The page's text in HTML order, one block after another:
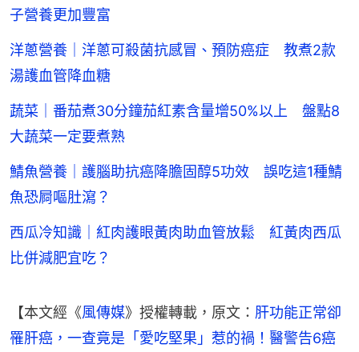
子營養更加豐富
洋蔥營養｜洋蔥可殺菌抗感冒、預防癌症 教煮2款
湯護血管降血糖
蔬菜｜番茄煮30分鐘茄紅素含量增50%以上 盤點8
大蔬菜一定要煮熟
鯖魚營養｜護腦助抗癌降膽固醇5功效 誤吃這1種鯖
魚恐屙嘔肚瀉？
西瓜冷知識｜紅肉護眼黃肉助血管放鬆 紅黃肉西瓜
比併減肥宜吃？
【本文經《風傳媒》授權轉載，原文： 肝功能正常卻
罹肝癌，一查竟是「愛吃堅果」惹的禍！醫警告6癌